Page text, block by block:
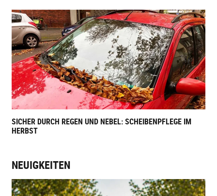
SICHER DURCH REGEN UND NEBEL: SCHEIBENPFLEGE IM
HERBST
NEUIGKEITEN